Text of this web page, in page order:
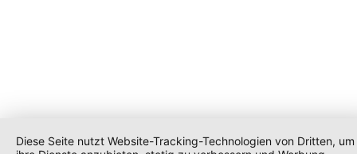
Diese Seite nutzt Website-Tracking-Technologien von Dritten, um